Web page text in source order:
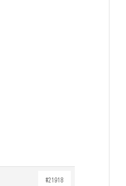
#21918